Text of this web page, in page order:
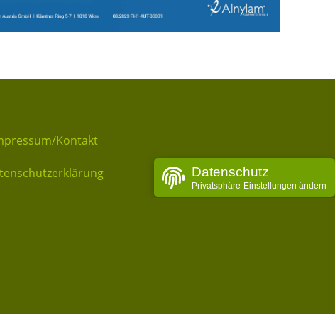
Kontakt
Datenschutz
Privatsphäre-Einstellungen ändern